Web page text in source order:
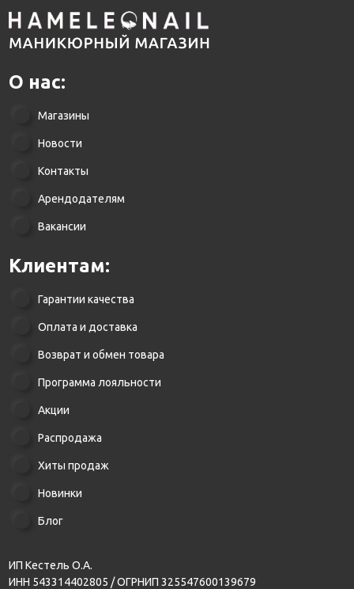
О нас:
Магазины
Новости
Контакты
Арендодателям
Вакансии
Клиентам:
Гарантии качества
Оплата и доставка
Возврат и обмен товара
Программа лояльности
Акции
Распродажа
Хиты продаж
Новинки
Блог
ИП Кестель О.А.
ИНН 543314402805 / ОГРНИП 325547600139679